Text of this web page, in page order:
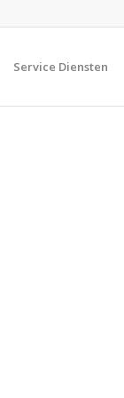
Service Diensten